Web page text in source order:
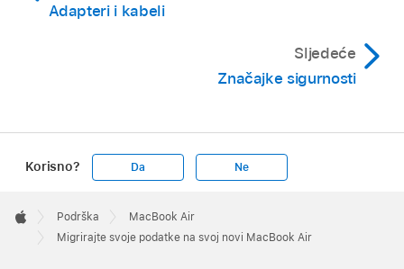
Adapteri i kabeli
Sljedeće
Značajke sigurnosti
Korisno? Da Ne
Footer

Apple
Podrška
MacBook Air
Migrirajte svoje podatke na svoj novi MacBook Air